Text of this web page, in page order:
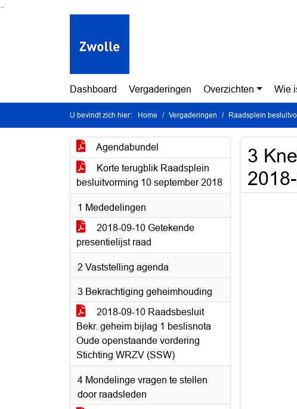
Ga naar de inhoud van deze pagina
Ga naar het zoeken
Ga naar het menu
Dashboard Vergaderingen Overzichten Wie
U bevindt zich hier: Home Vergaderingen Raadsplein
Agendabundel
Korte terugblik Raadsplein
besluitvorming 10 september 2018
1 Mededelingen
2018-09-10 Getekende
presentielijst raad
2 Vaststelling agenda
3 Bekrachtiging geheimhouding
2018-09-10 Raadsbesluit
Bekr. geheim bijlag 1 beslisnota
Oude openstaande vordering
Stichting WRZV (SSW)
4 Mondelinge vragen te stellen
door raadsleden
3